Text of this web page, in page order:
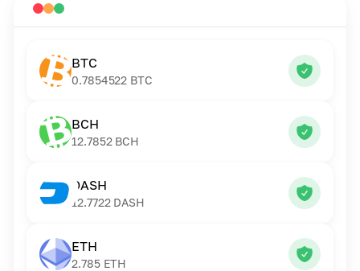
BTC
0.7854522 BTC
BCH
12.7852 BCH
DASH
12.7722 DASH
ETH
2.785 ETH